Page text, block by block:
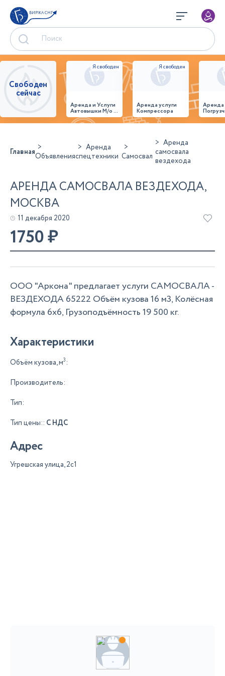
БИРЖА СНГ
Свободен
сейчас
Аренда и Услуги
Автовышки М/о г.
Домодедово
26,28,32 место
Аренда услуги
Компрессора
ГлавнаяОбъявления
Аренда
спецтехники Самосвал
Аренда
самосвала
вездехода
АРЕНДА САМОСВАЛА ВЕЗДЕХОДА,
МОСКВА
11 декабря 2020
1750₽
ООО "Аркона" предлагает услуги САМОСВАЛА -
ВЕЗДЕХОДА 65222 Объём кузова 16 м3, Колёсная
формула 6х6, Грузоподъёмность 19 500 кг.
Характеристики
Объём кузова, м3 :
Производитель:
Тип:
Тип цены:: С НДС
Адрес
Угрешская улица, 2с1